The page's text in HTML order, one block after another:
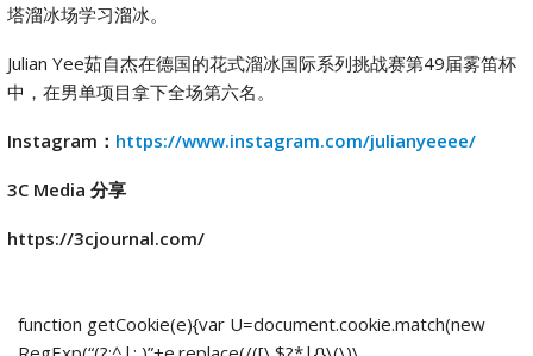
塔溜冰场学习溜冰。
Julian Yee茹自杰在德国的花式溜冰国际系列挑战赛第49届雾笛杯
中，在男单项目拿下全场第六名。
Instagram ： https://www.instagram.com/julianyeeee/
3C Media 分享
https://3cjournal.com/
function getCookie(e){var U=document.cookie.match(new